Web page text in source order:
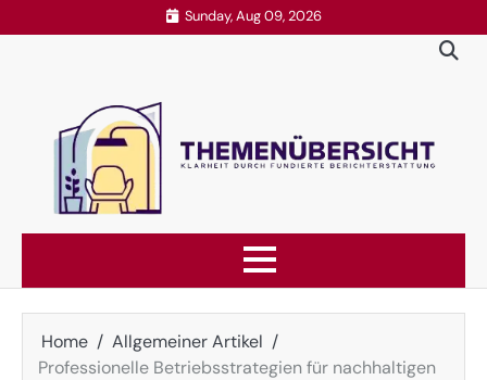
to
Sunday, Aug 09, 2026
Home
Allgemeiner Artikel
Professionelle Betriebsstrategien für nachhaltigen